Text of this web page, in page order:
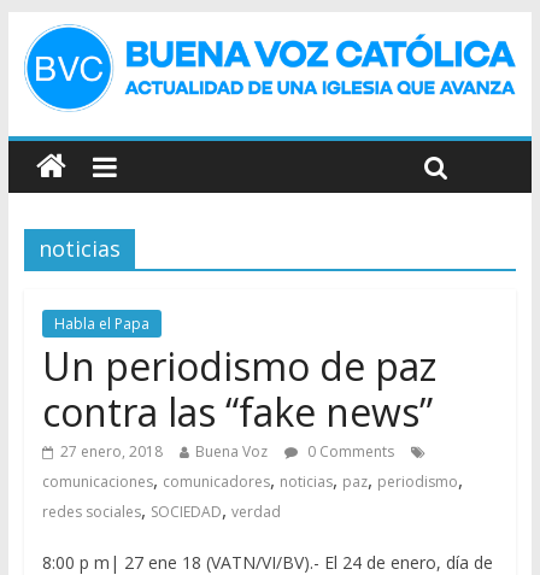
noticias
Habla el Papa
Un periodismo de paz
contra las “fake news”
27 enero, 2018 Buena Voz
0 Comments
comunicaciones, comunicadores, noticias, paz, periodismo,
redes sociales, SOCIEDAD, verdad
8:00 p m| 27 ene 18 (VATN/VI/BV).- El 24 de enero, día de